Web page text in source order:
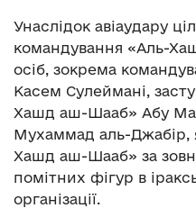
Унаслідок авіаудару
командування «Аль-
осіб, зокрема
Касем Сулеймані,
Хашд аш-Шааб» Абу
Мухаммад аль-Джабір,
Хашд аш-Шааб» за
помітних фігур в
організації.